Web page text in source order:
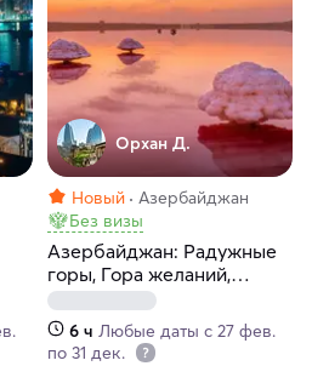
Орхан Д.
Новый
Азербайджан
Без визы
Азербайджан: Радужные
горы, Гора желаний,
Розовое озеро и
гастрономический тур на
Каспии
6 ч Любые даты с 27 фев.
по 31 дек.